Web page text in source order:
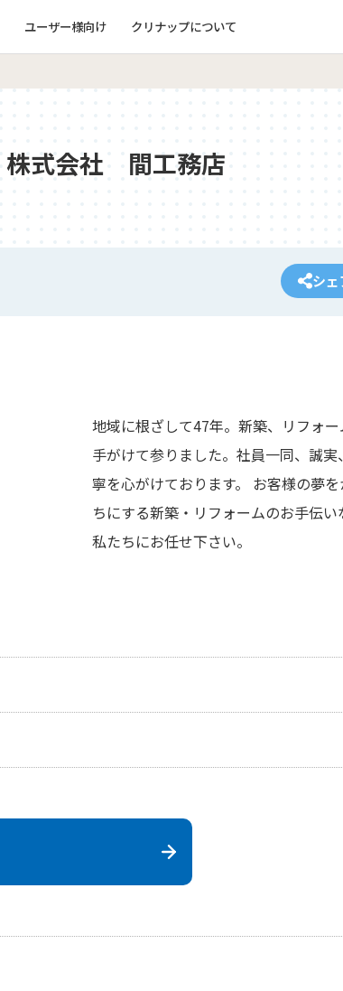
ユーザー様向け クリナップについて
株式会社 間工務店
シェ
地域に根ざして47年。新築、リフォー
手がけて参りました。社員一同、誠実
寧を心がけております。 お客様の夢を
ちにする新築・リフォームのお手伝い
私たちにお任せ下さい。